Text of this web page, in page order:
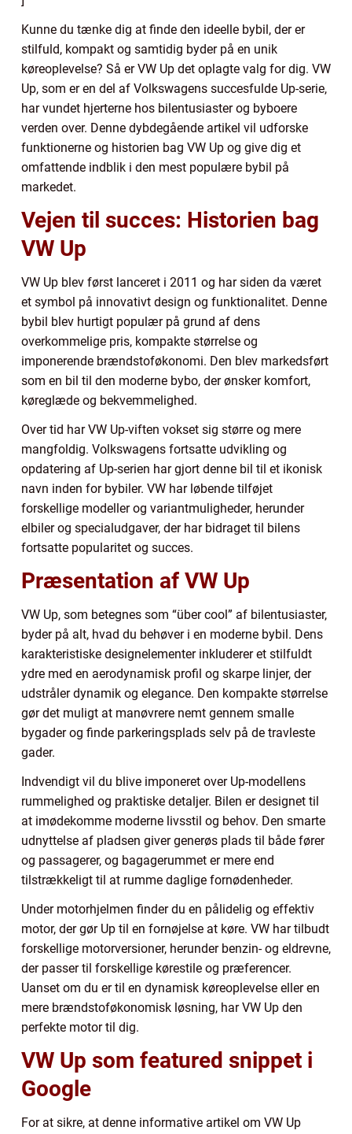
Kunne du tænke dig at finde den ideelle bybil, der er
stilfuld, kompakt og samtidig byder på en unik
køreoplevelse? Så er VW Up det oplagte valg for dig. VW
Up, som er en del af Volkswagens succesfulde Up-serie,
har vundet hjerterne hos bilentusiaster og byboere
verden over. Denne dybdegående artikel vil udforske
funktionerne og historien bag VW Up og give dig et
omfattende indblik i den mest populære bybil på
markedet.
Vejen til succes: Historien bag
VW Up
VW Up blev først lanceret i 2011 og har siden da været
et symbol på innovativt design og funktionalitet. Denne
bybil blev hurtigt populær på grund af dens
overkommelige pris, kompakte størrelse og
imponerende brændstoføkonomi. Den blev markedsført
som en bil til den moderne bybo, der ønsker komfort,
køreglæde og bekvemmelighed.
Over tid har VW Up-viften vokset sig større og mere
mangfoldig. Volkswagens fortsatte udvikling og
opdatering af Up-serien har gjort denne bil til et ikonisk
navn inden for bybiler. VW har løbende tilføjet
forskellige modeller og variantmuligheder, herunder
elbiler og specialudgaver, der har bidraget til bilens
fortsatte popularitet og succes.
Præsentation af VW Up
VW Up, som betegnes som “über cool” af bilentusiaster,
byder på alt, hvad du behøver i en moderne bybil. Dens
karakteristiske designelementer inkluderer et stilfuldt
ydre med en aerodynamisk profil og skarpe linjer, der
udstråler dynamik og elegance. Den kompakte størrelse
gør det muligt at manøvrere nemt gennem smalle
bygader og finde parkeringsplads selv på de travleste
gader.
Indvendigt vil du blive imponeret over Up-modellens
rummelighed og praktiske detaljer. Bilen er designet til
at imødekomme moderne livsstil og behov. Den smarte
udnyttelse af pladsen giver generøs plads til både fører
og passagerer, og bagagerummet er mere end
tilstrækkeligt til at rumme daglige fornødenheder.
Under motorhjelmen finder du en pålidelig og effektiv
motor, der gør Up til en fornøjelse at køre. VW har tilbudt
forskellige motorversioner, herunder benzin- og eldrevne,
der passer til forskellige kørestile og præferencer.
Uanset om du er til en dynamisk køreoplevelse eller en
mere brændstoføkonomisk løsning, har VW Up den
perfekte motor til dig.
VW Up som featured snippet i
Google
For at sikre, at denne informative artikel om VW Up